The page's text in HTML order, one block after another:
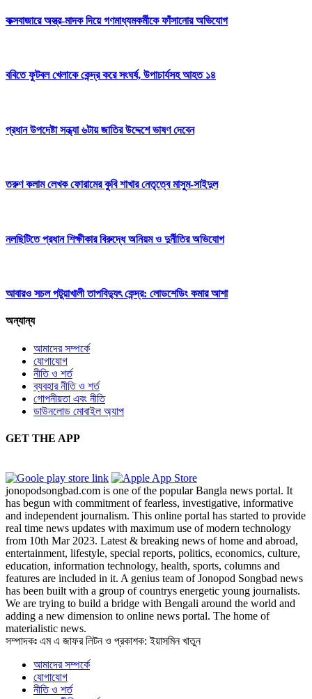
কক্সবাজারে অস্ত্র-মাদক দিয়ে গণমাধ্যমকর্মীকে ফাঁসানোর অভিযোগ
ববিতে ফুটবল খেলাকে কেন্দ্র করে সংঘর্ষ, উপাচার্যসহ আহত ১৪
প্রধান উপদেষ্টা সন্ধ্যা ৬টায় জাতির উদ্দেশে ভাষণ দেবেন
তরুণ কলাম লেখক ফোরামের কুবি শাখার নেতৃত্বে মাসুম-সাইদুল
নলছিটিতে প্রধান শিক্ষীকার বিরুদ্ধে অনিয়ম ও দুর্নীতির অভিযোগ
আবারও সচল পটুয়াখালী তাপবিদ্যুৎ কেন্দ্র: লোডশেডিং কমার আশা
অন্যান্য
আমাদের সম্পর্কে
যোগাযোগ
নীতি ও শর্ত
ব্যবহার নীতি ও শর্ত
গোপনীয়তা এবং নীতি
ডাউনলোড মোবাইল অ্যাপ
GET THE APP
jonopodsongbad.com is one of the popular Bangla news portal. It
has begun with commitment of fearless, investigative, informative
and independent journalism. This online portal has started to provide
real time news updates with maximum use of modern technology
from 10th Mar 2023. Latest & breaking news of home and abroad,
entertainment, lifestyle, special reports, politics, economics, culture,
education, information technology, health, sports, columns and
features are included in it. A genius team of Jonopod Songbad news
has been built with a group of countrys energetic young journalists.
We are trying to build a bridge with Bengali around the world and
adding a new dimension to online news portal. The home of
materialistic news.
সম্পাদকঃ এম এ জাফর লিটন ও প্রকাশক: ইয়াসমিন খাতুন
আমাদের সম্পর্কে
যোগাযোগ
নীতি ও শর্ত